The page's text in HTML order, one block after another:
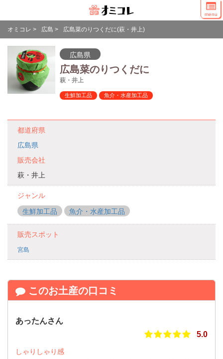
menu
オミコレ > 広島 > 広島菜のりつくだに(萩・井上)
広島県
広島菜のりつくだに
萩・井上
生鮮加工品 魚介・水産加工品
都道府県
広島県
販売会社
萩・井上
ジャンル
生鮮加工品
魚介・水産加工品
販売スポット
宮島
このお土産の口コミ
あったんさん
5.0
しゃりしゃり感